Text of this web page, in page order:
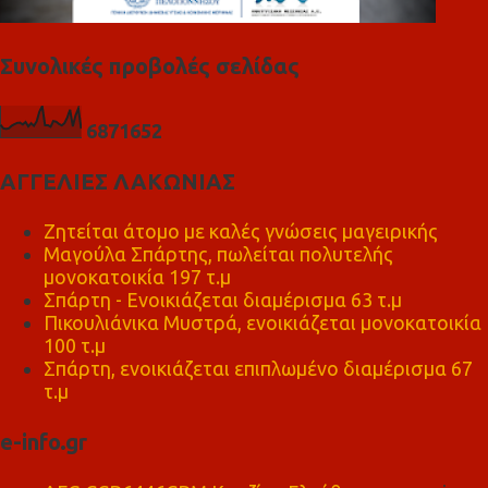
Συνολικές προβολές σελίδας
6871652
ΑΓΓΕΛΙΕΣ ΛΑΚΩΝΙΑΣ
Ζητείται άτομο με καλές γνώσεις μαγειρικής
Μαγούλα Σπάρτης, πωλείται πολυτελής
μονοκατοικία 197 τ.μ
Σπάρτη - Ενοικιάζεται διαμέρισμα 63 τ.μ
Πικουλιάνικα Μυστρά, ενοικιάζεται μονοκατοικία
100 τ.μ
Σπάρτη, ενοικιάζεται επιπλωμένο διαμέρισμα 67
τ.μ
e-info.gr